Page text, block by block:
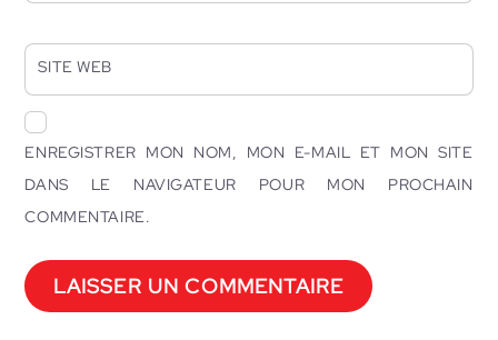
SITE WEB
ENREGISTRER MON NOM, MON E-MAIL ET MON SITE
DANS LE NAVIGATEUR POUR MON PROCHAIN
COMMENTAIRE.